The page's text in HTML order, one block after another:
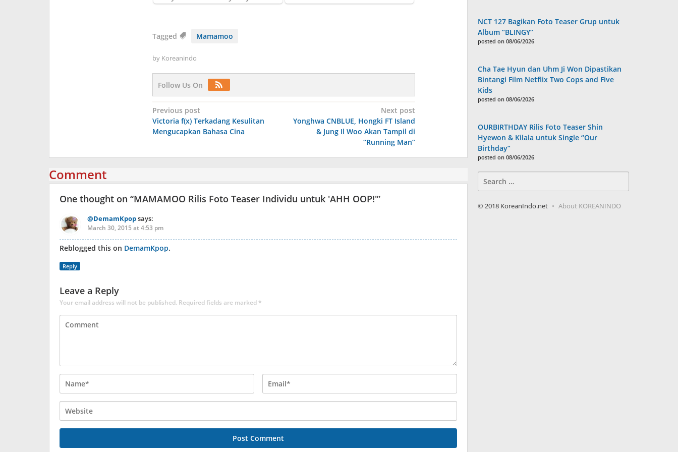
Tagged Mamamoo
by Koreanindo
Follow Us On
Post
navigation
Previous post
Victoria f(x) Terkadang Kesulitan
Mengucapkan Bahasa Cina
Next post
Yonghwa CNBLUE, Hongki FT Island
& Jung Il Woo Akan Tampil di
“Running Man”
Comment
One thought on “MAMAMOO Rilis Foto Teaser Individu untuk 'AHH OOP!'”
@DemamKpopsays:
March 30, 2015 at 4:53 pm
Reblogged this on DemamKpop.
Reply
Leave a Reply
Your email address will not be published. Required fields are marked*
NCT 127 Bagikan Foto Teaser Grup untuk
Album “BLINGY”
posted on 08/06/2026
Cha Tae Hyun dan Uhm Ji Won Dipastikan
Bintangi Film Netflix Two Cops and Five
Kids
posted on 08/06/2026
OURBIRTHDAY Rilis Foto Teaser Shin
Hyewon & Kilala untuk Single “Our
Birthday”
posted on 08/06/2026
for:
© 2018 KoreanIndo.net About KOREANINDO